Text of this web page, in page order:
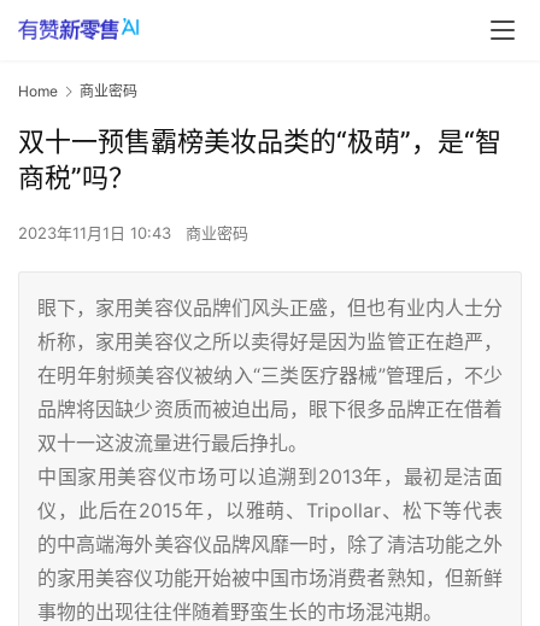
Home 商业密码
双十一预售霸榜美妆品类的“极萌”，是“智
商税”吗？
2023年11月1日 10:43 商业密码
眼下，家用美容仪品牌们风头正盛，但也有业内人士分
析称，家用美容仪之所以卖得好是因为监管正在趋严，
在明年射频美容仪被纳入“三类医疗器械”管理后，不少
品牌将因缺少资质而被迫出局，眼下很多品牌正在借着
双十一这波流量进行最后挣扎。
中国家用美容仪市场可以追溯到2013年，最初是洁面
仪，此后在2015年，以雅萌、Tripollar、松下等代表
的中高端海外美容仪品牌风靡一时，除了清洁功能之外
的家用美容仪功能开始被中国市场消费者熟知，但新鲜
事物的出现往往伴随着野蛮生长的市场混沌期。